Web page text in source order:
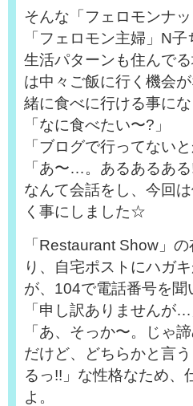
そんな「フェロモンナ
「フェロモン主婦」N
生活パターンも住んで
は中々ご飯に行く機会
緒に食べに行ける事にな
「なに食べたい〜?」
「ブログで行ってないと
「あ〜…。あるあるある
なんて会話をし、今回
く事にしました☆
「Restaurant Show」
り、自宅ポストにハガ
が、104で電話番号を
「申し訳ありませんが
「あ、そっか〜。じゃ
だけど、どちらかと言
るっ!!」な性格なため、
よ。